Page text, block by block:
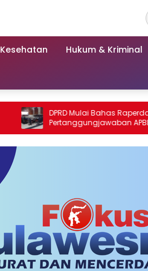
Kesehatan Hukum & Kriminal
DPRD Mulai Bahas Raperda
Pertanggungjawaban APBD 2025
Kabupaten Parigi Moutong